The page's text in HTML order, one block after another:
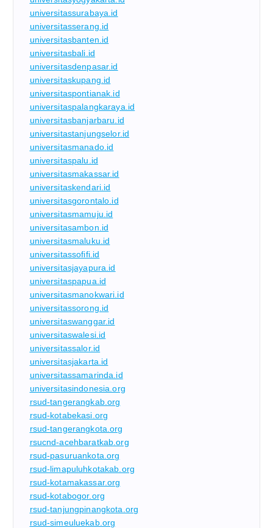
universitassurabaya.id
universitasserang.id
universitasbanten.id
universitasbali.id
universitasdenpasar.id
universitaskupang.id
universitaspontianak.id
universitaspalangkaraya.id
universitasbanjarbaru.id
universitastanjungselor.id
universitasmanado.id
universitaspalu.id
universitasmakassar.id
universitaskendari.id
universitasgorontalo.id
universitasmamuju.id
universitasambon.id
universitasmaluku.id
universitassofifi.id
universitasjayapura.id
universitaspapua.id
universitasmanokwari.id
universitassorong.id
universitaswanggar.id
universitaswalesi.id
universitassalor.id
universitasjakarta.id
universitassamarinda.id
universitasindonesia.org
rsud-tangerangkab.org
rsud-kotabekasi.org
rsud-tangerangkota.org
rsucnd-acehbaratkab.org
rsud-pasuruankota.org
rsud-limapuluhkotakab.org
rsud-kotamakassar.org
rsud-kotabogor.org
rsud-tanjungpinangkota.org
rsud-simeuluekab.org